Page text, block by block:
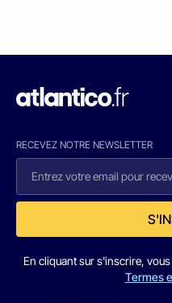
RECEVEZ NOTRE NEWSLETTER
En cliquant sur s'inscrire,
Termes